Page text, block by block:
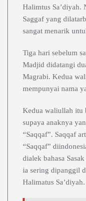
Halimtus Sa’diyah.
Saggaf yang
sangat menarik
Tiga hari sebelum
Madjid didatangi
Magrabi. Kedua
mempunyai nama
Kedua waliullah itu
supaya anaknya
“Saqqaf”. Saqqaf
“Saqqaf”
dialek bahasa
ia sering dipanggil
Halimatus Sa’diyah.